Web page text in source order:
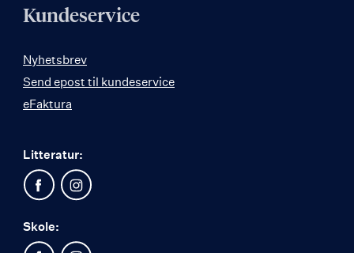
Kundeservice
Nyhetsbrev
Send epost til kundeservice
eFaktura
Litteratur:
Skole: